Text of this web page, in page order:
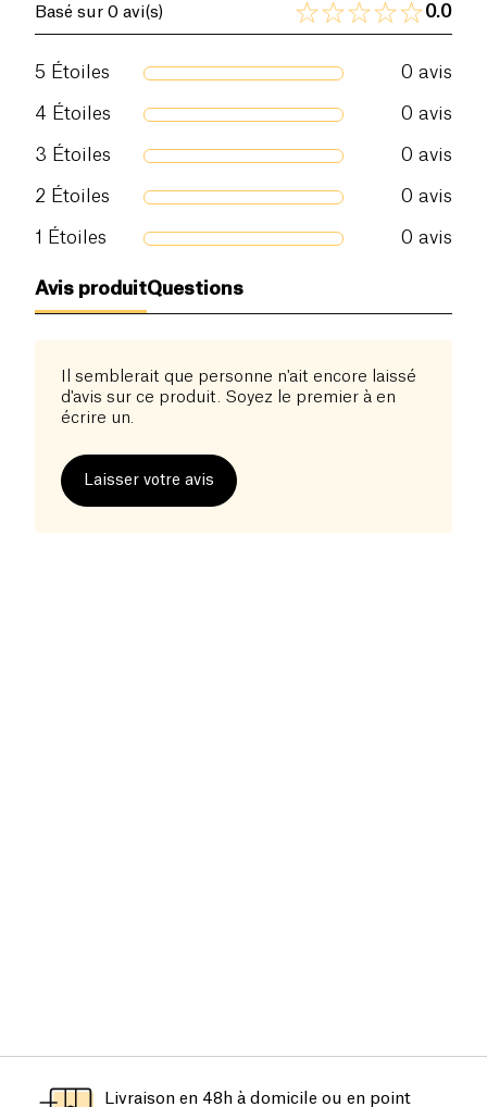
citron et épaissi grâce à la pectine de fruits. C’est
une option parfaite pour une collation équilibrée
ou un dessert nutritif, facile à emporter grâce à son
Sans sucres ajoutés, sans arômes artificiels ni
conservateurs, cette gourde est composée
biologique
, rigoureusement sélectionnés pour leur
qualité et leur origine française.
Basé sur 0 avi(s) 0.0
5 Étoiles 0 avis
4 Étoiles 0 avis
3 Étoiles 0 avis
2 Étoiles 0 avis
1 Étoiles 0 avis
Avis produitQuestions
Il semblerait que personne n'ait encore laissé
d'avis sur ce produit. Soyez le premier à en
écrire un.
Laisser votre avis
Livraison en 48h à domicile ou en point